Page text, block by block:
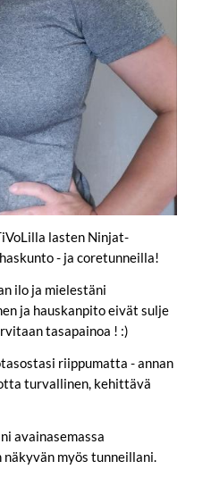
lasten Ninjat-
- ja coretunneilla!
ilo ja mielestäni
ja hauskanpito eivät sulje
tasapainoa ! :)
riippumatta - annan
turvallinen, kehittävä
avainasemassa
myös tunneillani.